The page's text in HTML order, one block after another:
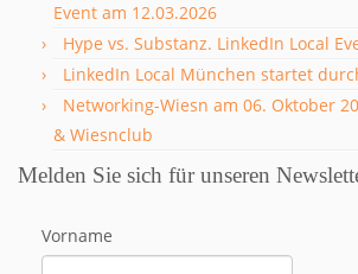
Event am 12.03.2026
Hype vs. Substanz. LinkedIn Local
LinkedIn Local München startet
Networking-Wiesn am 06. Oktober
& Wiesnclub
Melden Sie sich für unseren
Vorname